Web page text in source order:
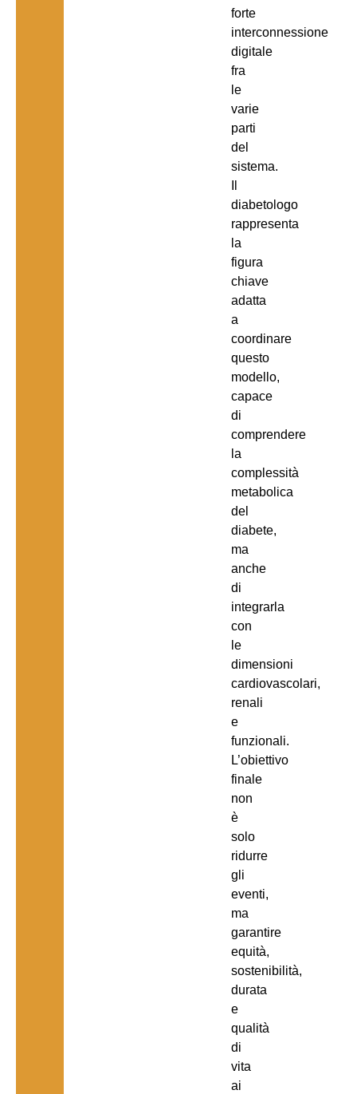
forte
interconnessione
digitale
fra
le
varie
parti
del
sistema.
diabetologo
rappresenta
la
figura
chiave
adatta
a
coordinare
questo
modello,
capace
di
comprendere
la
complessità
metabolica
del
diabete,
ma
anche
di
integrarla
con
le
dimensioni
cardiovascolari,
renali
e
funzionali.
L’obiettivo
finale
non
è
solo
ridurre
gli
eventi,
ma
garantire
equità,
sostenibilità,
durata
e
qualità
di
vita
ai